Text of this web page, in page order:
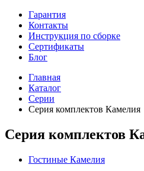
Гарантия
Контакты
Инструкция по сборке
Сертификаты
Блог
Главная
Каталог
Серии
Серия комплектов Камелия
Серия комплектов
Гостиные Камелия